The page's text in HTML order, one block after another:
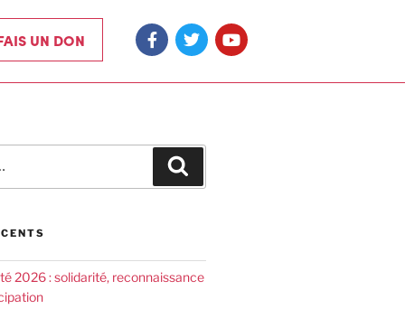
UN DON
2026 : solidarité, reconnaissance